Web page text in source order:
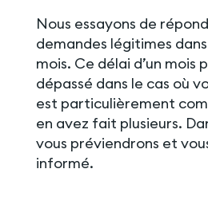
Nous essayons de
demandes légitimes dans
mois. Ce délai d’un mois
dépassé dans le cas où
est particulièrement
en avez fait plusieurs.
vous préviendrons et
informé.